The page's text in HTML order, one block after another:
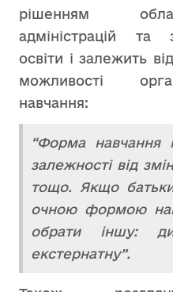
рішенням
адміністрацій та
освіти і залежить
можливості
навчання:
“Форма навчання
залежності від
тощо. Якщо
очною формою
обрати іншу:
екстернатну”.